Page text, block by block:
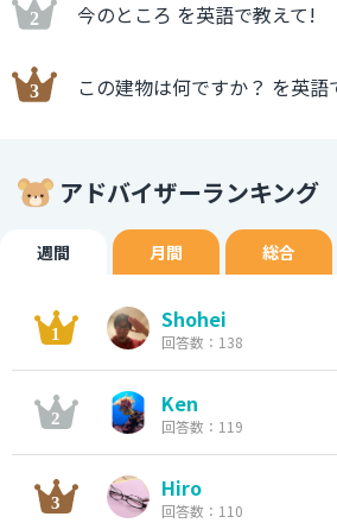
今のところ を英語で教えて!
この建物は何ですか？ を英語
アドバイザーランキング
週間 月間 総合
Shohei
回答数：138
Ken
回答数：119
Hiro
回答数：110